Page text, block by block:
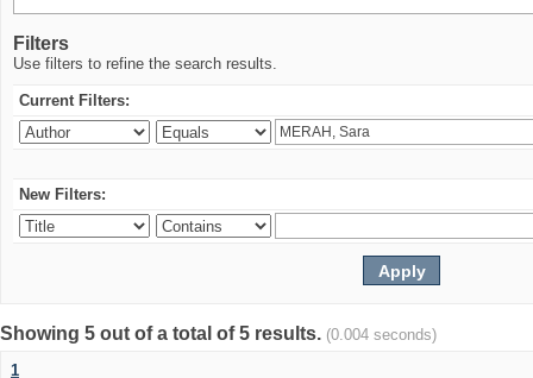
Filters
Use filters to refine the search results.
Current Filters:
New Filters:
Showing 5 out of a total of 5 results. (0.004 seconds)
1